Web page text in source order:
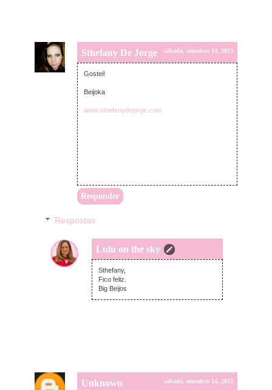
Sthefany De Jorge sábado, setembro 14, 2013
Gostei!
Beijoka
www.sthefanydejorge.com
Responder
Respostas
Lulu on the sky
domingo, setembro 15, 2013
Sthefany,
Fico feliz.
Big Beijos
Unknown sábado, setembro 14, 2013